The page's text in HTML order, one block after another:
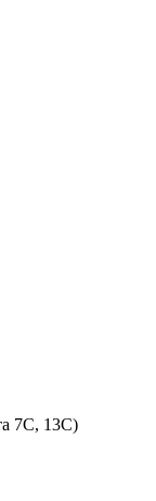
7С, 13С)